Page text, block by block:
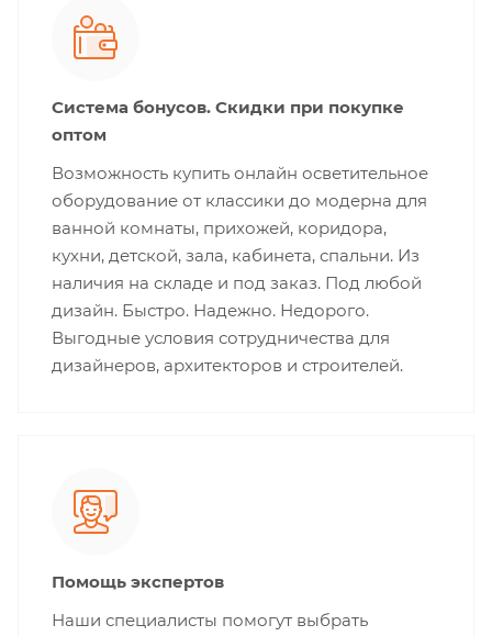
Система бонусов. Скидки при покупке
оптом
Возможность купить онлайн осветительное
оборудование от классики до модерна для
ванной комнаты, прихожей, коридора,
кухни, детской, зала, кабинета, спальни. Из
наличия на складе и под заказ. Под любой
дизайн. Быстро. Надежно. Недорого.
Выгодные условия сотрудничества для
дизайнеров, архитекторов и строителей.
Помощь экспертов
Наши специалисты помогут выбрать